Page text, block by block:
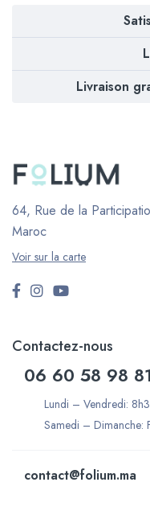
Livraison
64, Rue de la
Maroc
Voir sur la carte
Contactez-nous
06 60 58 98 81
Lundi – Vendredi:
Samedi – Dimanche:
contact@folium.ma